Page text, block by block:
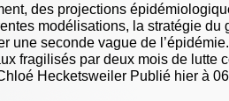
des projections
modélisations, la stratégie du
une seconde vague de
fragilisés par deux mois de lutte
Hecketsweiler Publié hier à